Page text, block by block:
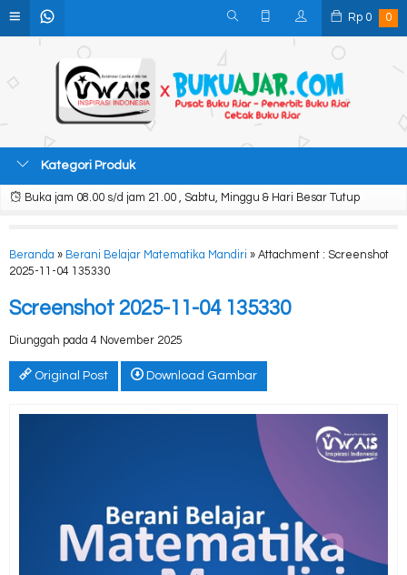
Rp 0 0
Kategori Produk
Buka jam 08.00 s/d jam 21.00 , Sabtu, Minggu & Hari Besar Tutup
Beranda » Berani Belajar Matematika Mandiri » Attachment : Screenshot
2025-11-04 135330
Screenshot 2025-11-04 135330
Diunggah pada 4 November 2025
Original Post Download Gambar